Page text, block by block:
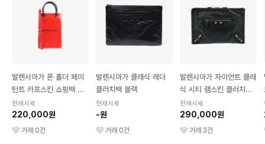
발렌시아가 폰 홀더 페이
턴트 카프스킨 쇼핑백 미
니 레드
현재시세
220,000원
거래 0건
발렌시아가 클래식 레더
클러치백 블랙
현재시세
-원
거래 0건
발렌시아가 자이언트 클래
식 시티 램스킨 클러치백
라지 블랙
현재시세
290,000원
거래 3건